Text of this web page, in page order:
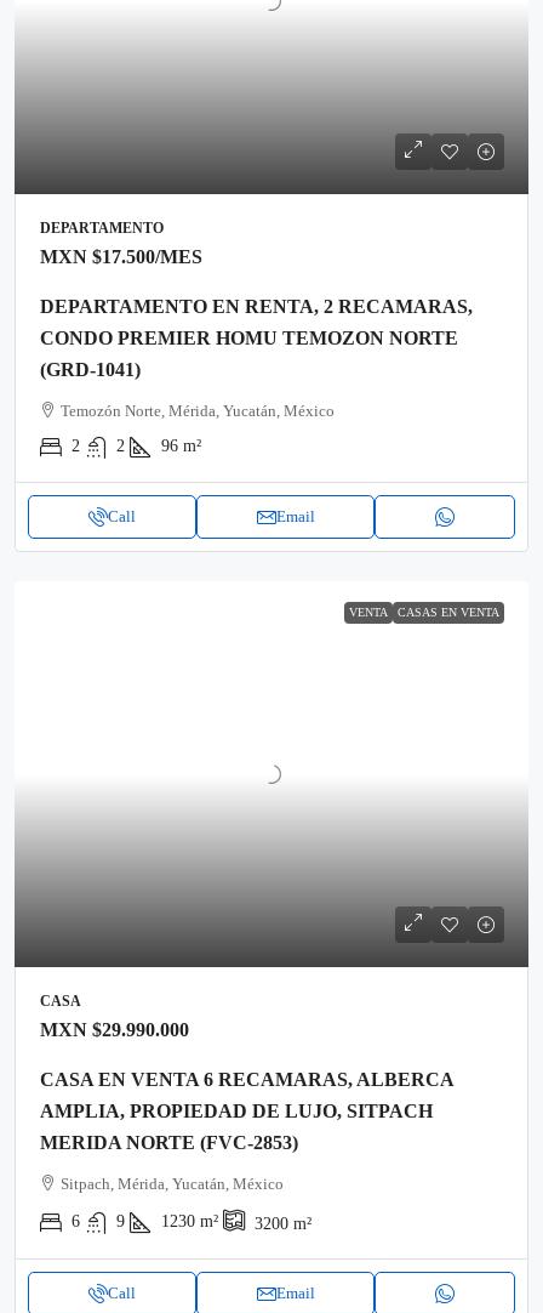
DEPARTAMENTO
MXN $17.500/MES
DEPARTAMENTO EN RENTA, 2 RECAMARAS,
CONDO PREMIER HOMU TEMOZON NORTE
(GRD-1041)
Temozón Norte, Mérida, Yucatán, México
2
2 96 m²
Call Email
VENTA CASAS EN VENTA
CASA
MXN $29.990.000
CASA EN VENTA 6 RECAMARAS, ALBERCA
AMPLIA, PROPIEDAD DE LUJO, SITPACH
MERIDA NORTE (FVC-2853)
Sitpach, Mérida, Yucatán, México
6 9 1230 m² 3200 m²
Call Email